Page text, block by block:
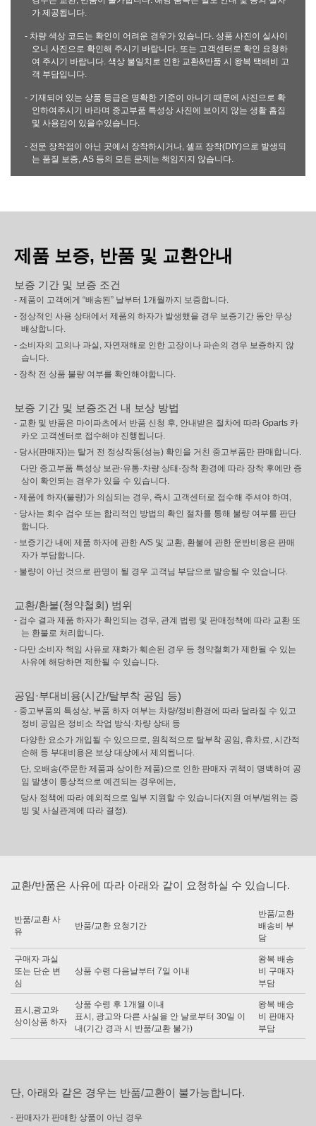
가 제공됩니다.
- 차량 색상 코드는 확인이 어려운 경우가 있습니다. 상품 사진이 실사이
오니 사진으로 확인해 주시기 바랍니다. 또는 고객센터로 확인 요청하
여 주시기 바랍니다. 색상 불일치로 인한 교환&반품 시 왕복 택배비 고
객 부담입니다.
- 기재되어 있는 상품 등급은 명확한 기준이 아니기 때문에 사진으로 확
인하여주시기 바라며 중고부품 특성상 사진에 보이지 않는 생활 흠집
및 사용감이 있을수있습니다.
- 전문 장착점이 아닌 곳에서 장착하시거나, 셀프 장착(DIY)으로 발생되
는 품질 보증, AS 등의 모든 문제는 책임지지 않습니다.
제품 보증, 반품 및 교환안내
보증 기간 및 보증 조건
- 제품이 고객에게 “배송된” 날부터 1개월까지 보증합니다.
- 정상적인 사용 상태에서 제품의 하자가 발생했을 경우 보증기간 동안 무상
배상합니다.
- 소비자의 고의나 과실, 자연재해로 인한 고장이나 파손의 경우 보증하지 않
습니다.
- 장착 전 상품 불량 여부를 확인해야합니다.
보증 기간 및 보증조건 내 보상 방법
- 교환 및 반품은 마이파츠에서 반품 신청 후, 안내받은 절차에 따라 Gparts 카
카오 고객센터로 접수해야 진행됩니다.
- 당사(판매자)는 탈거 전 정상작동(성능) 확인을 거친 중고부품만 판매합니다.
다만 중고부품 특성상 보관·유통·차량 상태·장착 환경에 따라 장착 후에만 증
상이 확인되는 경우가 있을 수 있습니다.
- 제품에 하자(불량)가 의심되는 경우, 즉시 고객센터로 접수해 주셔야 하며,
- 당사는 회수 검수 또는 합리적인 방법의 확인 절차를 통해 불량 여부를 판단
합니다.
- 보증기간 내에 제품 하자에 관한 A/S 및 교환, 환불에 관한 운반비용은 판매
자가 부담합니다.
- 불량이 아닌 것으로 판명이 될 경우 고객님 부담으로 발송될 수 있습니다.
교환/환불(청약철회) 범위
- 검수 결과 제품 하자가 확인되는 경우, 관계 법령 및 판매정책에 따라 교환 또
는 환불로 처리합니다.
- 다만 소비자 책임 사유로 재화가 훼손된 경우 등 청약철회가 제한될 수 있는
사유에 해당하면 제한될 수 있습니다.
공임·부대비용(시간/탈부착 공임 등)
- 중고부품의 특성상, 부품 하자 여부는 차량/정비환경에 따라 달라질 수 있고
정비 공임은 정비소 작업 방식·차량 상태 등
다양한 요소가 개입될 수 있으므로, 원칙적으로 탈부착 공임, 휴차료, 시간적
손해 등 부대비용은 보상 대상에서 제외됩니다.
단, 오배송(주문한 제품과 상이한 제품)으로 인한 판매자 귀책이 명백하여 공
임 발생이 통상적으로 예견되는 경우에는,
당사 정책에 따라 예외적으로 일부 지원할 수 있습니다(지원 여부/범위는 증
빙 및 사실관계에 따라 결정).
교환/반품은 사유에 따라 아래와 같이 요청하실 수 있습니다.
반품/교환 사
유
반품/교환 요청기간
반품/교환
배송비 부
담
구매자 과실
또는 단순 변
심
상품 수령 다음날부터 7일 이내
왕복 배송
비 구매자
부담
표시,광고와
상이상품 하자
상품 수령 후 1개월 이내
표시, 광고와 다른 사실을 안 날로부터 30일 이
내(기간 경과 시 반품/교환 불가)
왕복 배송
비 판매자
부담
단, 아래와 같은 경우는 반품/교환이 불가능합니다.
- 판매자가 판매한 상품이 아닌 경우